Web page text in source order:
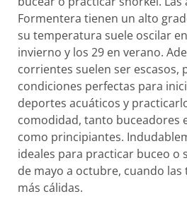
Formentera tienen un alto
su temperatura suele oscilar
invierno y los 29 en verano.
corrientes suelen ser escasos,
condiciones perfectas para
deportes acuáticos y
comodidad, tanto buceadores
como principiantes.
ideales para practicar buceo o
de mayo a octubre, cuando
más cálidas.